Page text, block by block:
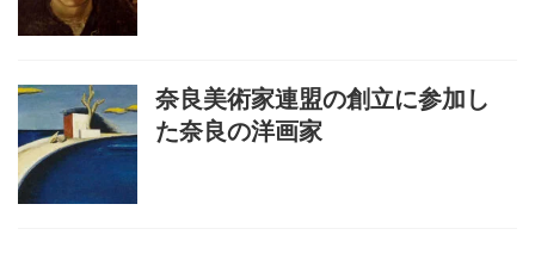
奈良美術家連盟の創立に参加し
た奈良の洋画家